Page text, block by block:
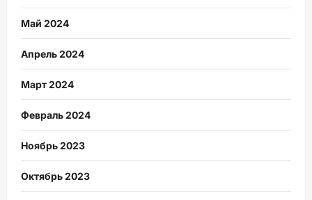
Май 2024
Апрель 2024
Март 2024
Февраль 2024
Ноябрь 2023
Октябрь 2023